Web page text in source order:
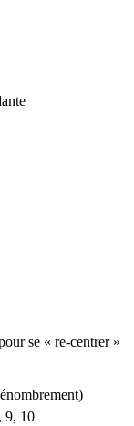
se « re-centrer »
9, 10